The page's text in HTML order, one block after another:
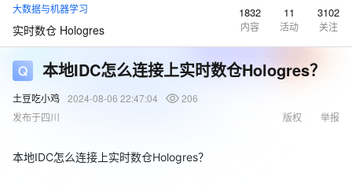
大数据与机器学习
实时数仓 Hologres
1832
内容
11
活动
3102
关注
本地IDC怎么连接上实时数仓Hologres？
土豆吃小鸡 2024-08-06 22:47:04
206
发布于四川
举报
版权
本地IDC怎么连接上实时数仓Hologres？